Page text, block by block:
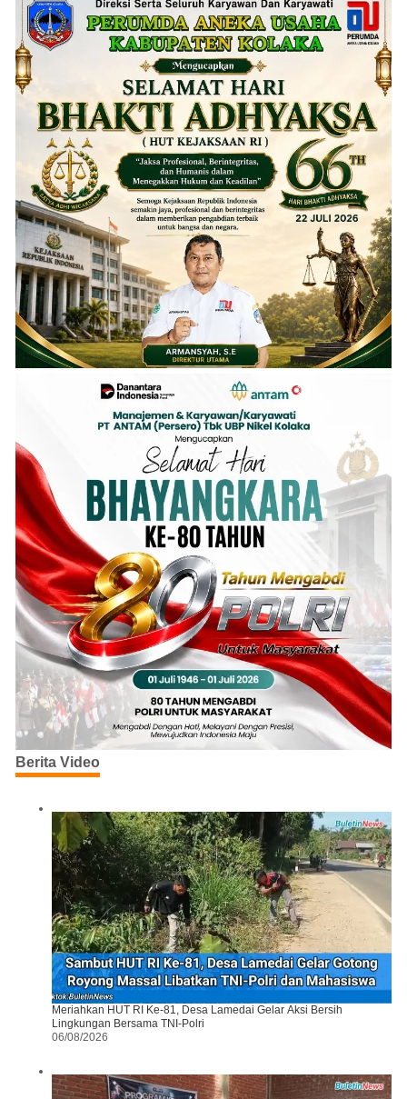
Berita Video
Meriahkan HUT RI Ke-81, Desa Lamedai Gelar Aksi Bersih
Lingkungan Bersama TNI-Polri
06/08/2026